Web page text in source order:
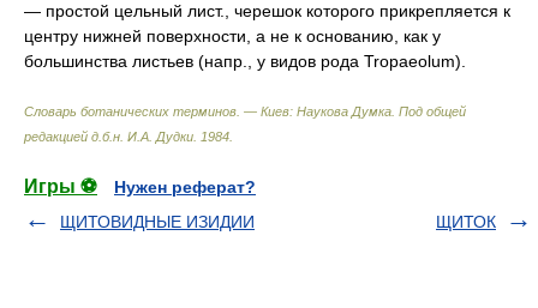
— простой цельный лист., черешок которого прикрепляется к
центру нижней поверхности, а не к основанию, как у
большинства листьев (напр., у видов рода Tropaeolum).
Словарь ботанических терминов. — Киев: Наукова Думка Под общей
редакцией д.б.н. И.А. Дудки 1984
Игры ⚽
Нужен реферат?
ЩИТОВИДНЫЕ ИЗИДИИ
ЩИТОК